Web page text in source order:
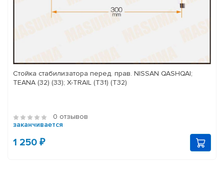
Стойка стабилизатора перед. прав. NISSAN QASHQAI;
TEANA (32) (33); X-TRAIL (T31) (T32)
0 отзывов
заканчивается
1 250 ₽